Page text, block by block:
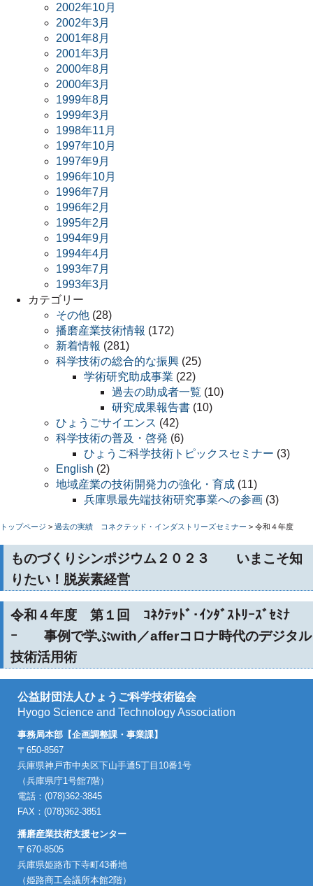
2002年10月
2002年3月
2001年8月
2001年3月
2000年8月
2000年3月
1999年8月
1999年3月
1998年11月
1997年10月
1997年9月
1996年10月
1996年7月
1996年2月
1995年2月
1994年9月
1994年4月
1993年7月
1993年3月
カテゴリー
その他 (28)
播磨産業技術情報 (172)
新着情報 (281)
科学技術の総合的な振興 (25)
学術研究助成事業 (22)
過去の助成者一覧 (10)
研究成果報告書 (10)
ひょうごサイエンス (42)
科学技術の普及・啓発 (6)
ひょうご科学技術トピックスセミナー (3)
English (2)
地域産業の技術開発力の強化・育成 (11)
兵庫県最先端技術研究事業への参画 (3)
トップページ > 過去の実績 コネクテッド・インダストリーズセミナー > 令和４年度
ものづくりシンポジウム２０２３ いまこそ知
りたい！脱炭素経営
令和４年度 第１回 ｺﾈｸﾃｯﾄﾞ･ｲﾝﾀﾞｽﾄﾘｰｽﾞｾﾐﾅ
ｰ 事例で学ぶwith／afferコロナ時代のデジタル
技術活用術
公益財団法人ひょうご科学技術協会
Hyogo Science and Technology Association
事務局本部【企画調整課・事業課】
〒650-8567
兵庫県神戸市中央区下山手通5丁目10番1号
（兵庫県庁1号館7階）
電話：(078)362-3845
FAX：(078)362-3851
播磨産業技術支援センター
〒670-8505
兵庫県姫路市下寺町43番地
（姫路商工会議所本館2階）